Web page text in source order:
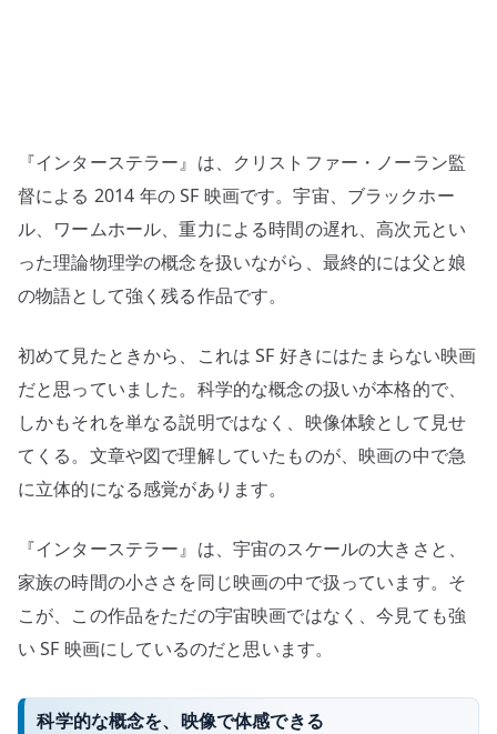
つ
な
ぐ
の
映
画
へ
の
『インターステラー』は、クリストファー・ノーラン監
督による 2014 年の SF 映画です。宇宙、ブラックホー
ル、ワームホール、重力による時間の遅れ、高次元とい
った理論物理学の概念を扱いながら、最終的には父と娘
の物語として強く残る作品です。
初めて見たときから、これは SF 好きにはたまらない映画
だと思っていました。科学的な概念の扱いが本格的で、
しかもそれを単なる説明ではなく、映像体験として見せ
てくる。文章や図で理解していたものが、映画の中で急
に立体的になる感覚があります。
『インターステラー』は、宇宙のスケールの大きさと、
家族の時間の小ささを同じ映画の中で扱っています。そ
こが、この作品をただの宇宙映画ではなく、今見ても強
い SF 映画にしているのだと思います。
科学的な概念を、映像で体感できる